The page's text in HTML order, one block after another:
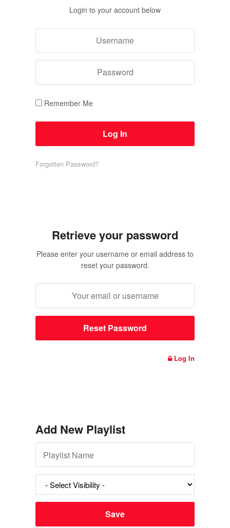
Login to your account below
Remember Me
Forgotten Password?
Retrieve your password
Please enter your username or email address to
reset your password.
Log In
Add New Playlist